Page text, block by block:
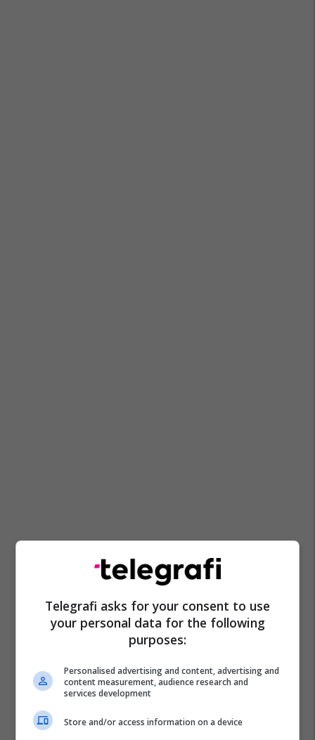
Telegrafi asks for your consent to use
your personal data for the following
purposes:
Personalised advertising and content, advertising and
content measurement, audience research and
services development
Store and/or access information on a device